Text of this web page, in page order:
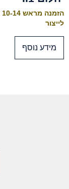
לייצור
מידע נוסף